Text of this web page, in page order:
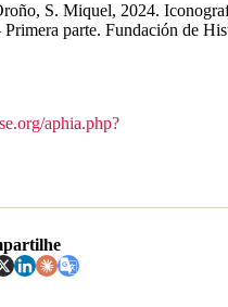
S. Miquel, 2024.
parte. Fundación de
aphia.php?